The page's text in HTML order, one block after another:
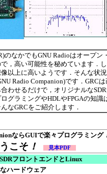
なかでもGNU Radioはオープン
，高い可能性を秘めています．
以上に高いようです．そんな状
Radio Companion)です．GRC
わせるだけで，オリジナルな
グラミングやHDLやFPGAの知識
なGRCをご紹介します．
ならGUIで楽々プログラミング
こそ ！ 見本PDF
フロントエンドとLinux
ハードウェア